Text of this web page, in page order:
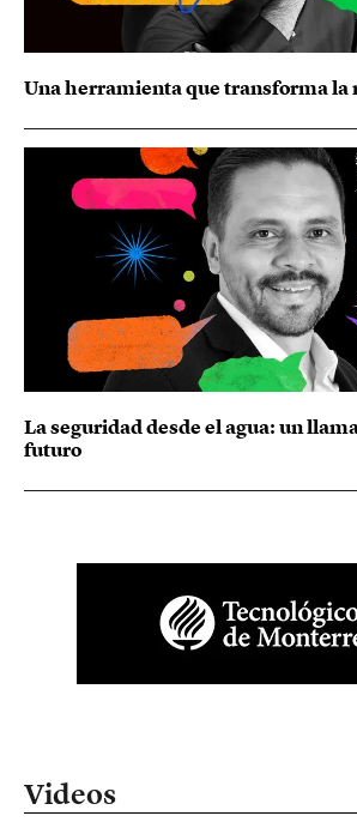
Una herramienta que transforma
La seguridad desde el agua: un
futuro
Videos